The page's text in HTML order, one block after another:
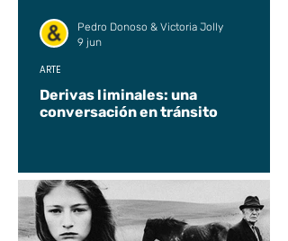
Derivas liminales: una
conversación en tránsito
ARTE
Pedro Donoso & Victoria Jolly
9 jun